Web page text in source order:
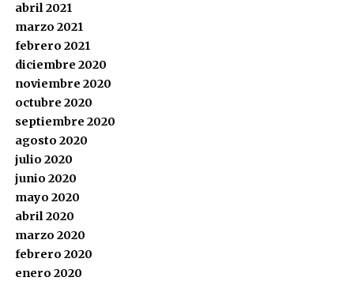
abril 2021
marzo 2021
febrero 2021
diciembre 2020
noviembre 2020
octubre 2020
septiembre 2020
agosto 2020
julio 2020
junio 2020
mayo 2020
abril 2020
marzo 2020
febrero 2020
enero 2020